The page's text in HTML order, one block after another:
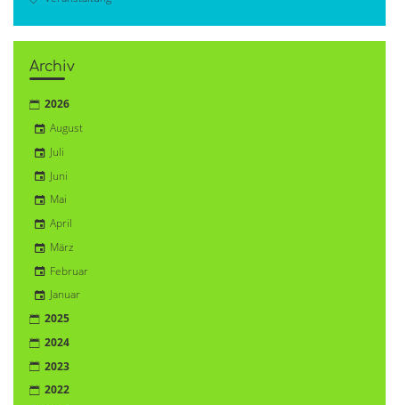
Archiv
2026
August
Juli
Juni
Mai
April
März
Februar
Januar
2025
2024
2023
2022